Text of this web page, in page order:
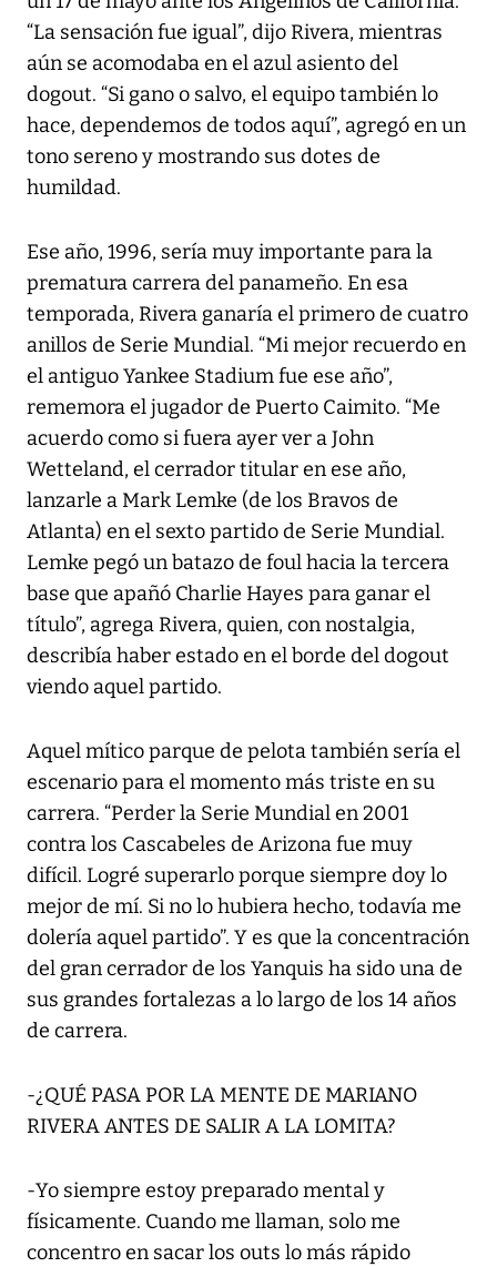
“La sensación fue igual”, dijo Rivera, mientras
aún se acomodaba en el azul asiento del
dogout. “Si gano o salvo, el equipo también lo
hace, dependemos de todos aquí”, agregó en un
tono sereno y mostrando sus dotes de
humildad.
Ese año, 1996, sería muy importante para la
prematura carrera del panameño. En esa
temporada, Rivera ganaría el primero de cuatro
anillos de Serie Mundial. “Mi mejor recuerdo en
el antiguo Yankee Stadium fue ese año”,
rememora el jugador de Puerto Caimito. “Me
acuerdo como si fuera ayer ver a John
Wetteland, el cerrador titular en ese año,
lanzarle a Mark Lemke (de los Bravos de
Atlanta) en el sexto partido de Serie Mundial.
Lemke pegó un batazo de foul hacia la tercera
base que apañó Charlie Hayes para ganar el
título”, agrega Rivera, quien, con nostalgia,
describía haber estado en el borde del dogout
viendo aquel partido.
Aquel mítico parque de pelota también sería el
escenario para el momento más triste en su
carrera. “Perder la Serie Mundial en 2001
contra los Cascabeles de Arizona fue muy
difícil. Logré superarlo porque siempre doy lo
mejor de mí. Si no lo hubiera hecho, todavía me
dolería aquel partido”. Y es que la concentración
del gran cerrador de los Yanquis ha sido una de
sus grandes fortalezas a lo largo de los 14 años
de carrera.
-¿QUÉ PASA POR LA MENTE DE MARIANO
RIVERA ANTES DE SALIR A LA LOMITA?
-Yo siempre estoy preparado mental y
físicamente. Cuando me llaman, solo me
concentro en sacar los outs lo más rápido